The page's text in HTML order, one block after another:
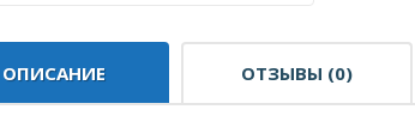
ОПИСАНИЕ ОТЗЫВЫ (0)